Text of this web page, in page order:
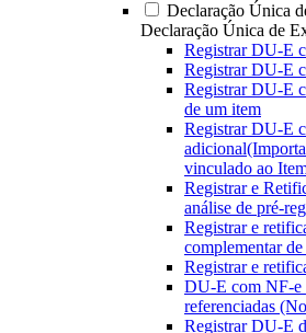
Declaração Única
Declaração Única de
Registrar DU-E
Registrar DU-E
Registrar DU-E
de um item
Registrar DU-E
vinculado ao
Registrar e
análise de pré-
Registrar e
complementar
Registrar e
DU-E com NF-e
referenciadas
Registrar DU-E